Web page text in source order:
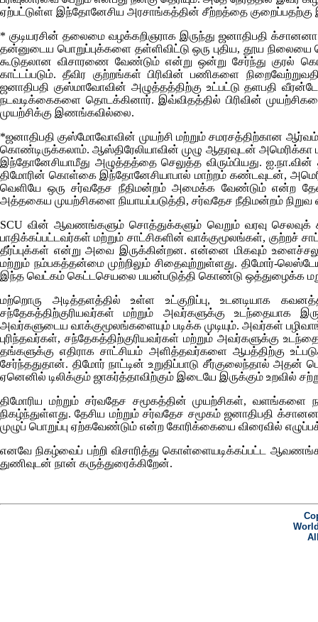
ஏற்பட்டுள்ள இந்தோனேசிய அரசாங்கத்தின் சீற்றத்தை குறைப்பதற்கு
* குடியரசின் தலைமை வழக்கறிஞராக இருந்து ஜனாதிபதி க்சானனா
தன்னுடைய பொறுப்புக்களை தள்ளிவிட்டு ஒரு புதிய, தூய
கூடுதலான விசாரணை வேண்டும் என்று ஒன்று சேர்ந்து குரல்
காட்டப்படும். தீவிர குற்றங்கள் பிரிவின் பணிகளை
ஜனாதிபதி குஸ்மாவோவின் அழுத்தத்திற்கு உட்பட்டு தளபதி
நடவடிக்கைகளை தொடக்கினார். இவ்விதத்தில் பிரிவின்
முயற்சிக்கு இணங்கவில்லை.
*ஜனாதிபதி குஸ்மோவோவின் முயற்சி மற்றும் சமரசத்திற்கான
கொண்டிருக்கலாம். ஆஸ்திரேலியாவின் முழு ஆதரவுடன் அமெரிக்கா
இந்தோனேசியாமீது அழுத்தத்தை செலுத்த விரும்பியது.
திமோரின் கொள்கை இந்தோனேசியாபால் மாற்றம் கண்டவுடன்,
வெளியே ஒரு சர்வதேச நீதிமன்றம் அமைக்க வேண்டும் என்ற
அத்தகைய முயற்சிகளை நியாயப்படுத்தி, சர்வதேச நீதிமன்றம்
SCUவின் ஆவணங்களும் சொத்துக்களும் வெறும் வரவு
பாதிக்கப்பட்டவர்கள் மற்றும் சாட்சிகளின் வாக்குமூலங்கள், குற்றச்
தீர்ப்புக்கள் என்று அவை இருக்கின்றன. என்னை மிகவும்
மற்றும் நம்பகத்தன்மை முற்றிலும் சிதைவுற்றுள்ளது. திமோர்-
இந்த வெட்கம் கெட்டசெயலை பயன்படுத்தி கொண்டு ஒத்துழைக்க
மற்றொரு அடித்தளத்தில் உள்ள உட்குறிப்பு, உடனடியாக
சந்தேகத்திற்குரியவர்கள் மற்றும் அவர்களுக்கு உடந்தையாக
அவர்களுடைய வாக்குமூலங்களையும் படிக்க முடியும். அவர்கள்
புரிந்தவர்கள், சந்தேகத்திற்குரியவர்கள் மற்றும் அவர்களுக்கு
தங்களுக்கு எதிராக சாட்சியம் அளித்தவர்களை ஆபத்திற்கு
சேர்ந்ததுதான். திமோர் நாட்டின் உறுதிப்பாடு சீர்குலைந்தால் அதன்
ஏனெனில் டிலிக்கும் ஜாகர்த்தாவிற்கும் இடையே இருக்கும் உறவில்
திமோரிய மற்றும் சர்வதேச சமூகத்தின் முயற்சிகள், வளங்களை
நிகழ்ந்துள்ளது. தேசிய மற்றும் சர்வதேச சமூகம் ஜனாதிபதி
முழுப் பொறுப்பு ஏற்கவேண்டும் என்ற கோரிக்கையை விரைவில்
எனவே நிகழ்வைப் பற்றி விசாரித்து கொள்ளையடிக்கப்பட்ட
துணிவுடன் நான் கருத்துரைக்கிறேன்.